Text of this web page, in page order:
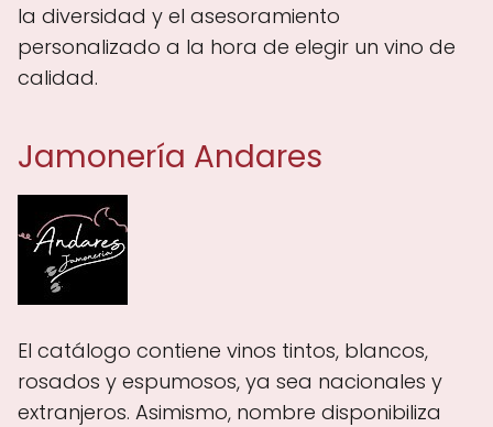
la diversidad y el asesoramiento
personalizado a la hora de elegir un vino de
calidad.
Jamonería Andares
El catálogo contiene vinos tintos, blancos,
rosados y espumosos, ya sea nacionales y
extranjeros. Asimismo, nombre disponibiliza